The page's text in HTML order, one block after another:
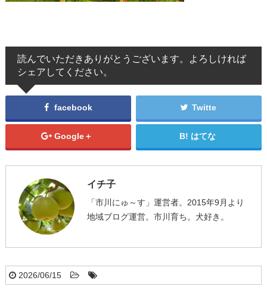
読んでいただきありがとうございます。よろしければ
シェアしてください。
facebook Twitte
Google＋ はてな
イチ子
「市川にゅ～す」運営者。2015年9月より
地域ブログ運営。市川育ち。犬好き。
2026/06/15